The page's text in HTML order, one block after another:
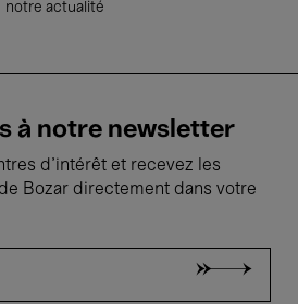
notre actualité
à notre newsletter
d'intérêt et recevez les
Bozar directement dans votre